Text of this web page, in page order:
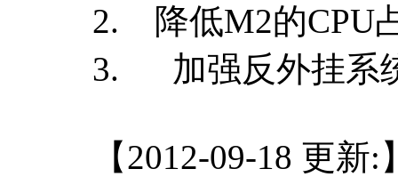
2. 降低M2的CPU
3. 加强反外挂系
【2012-09-18 更新: